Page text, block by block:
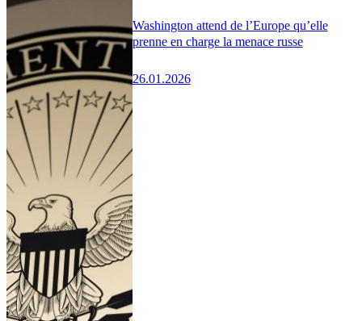
Washington attend de l’Europe qu’elle
prenne en charge la menace russe
26.01.2026